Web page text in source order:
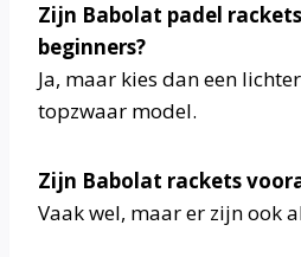
Zijn Babolat padel
beginners?
Ja, maar kies dan een
topzwaar model.
Zijn Babolat rackets
Vaak wel, maar er zijn ook